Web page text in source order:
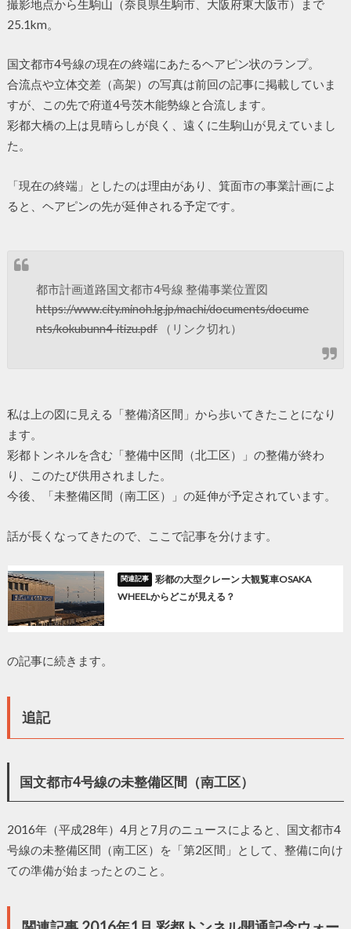
撮影地点から生駒山（奈良県生駒市、大阪府東大阪市）まで
25.1km。
国文都市4号線の現在の終端にあたるヘアピン状のランプ。
合流点や立体交差（高架）の写真は前回の記事に掲載していま
すが、この先で府道4号茨木能勢線と合流します。
彩都大橋の上は見晴らしが良く、遠くに生駒山が見えていまし
た。
「現在の終端」としたのは理由があり、箕面市の事業計画によ
ると、ヘアピンの先が延伸される予定です。
都市計画道路国文都市4号線 整備事業位置図
https://www.city.minoh.lg.jp/machi/documents/docume
nts/kokubunn4-itizu.pdf（リンク切れ）
私は上の図に見える「整備済区間」から歩いてきたことになり
ます。
彩都トンネルを含む「整備中区間（北工区）」の整備が終わ
り、このたび供用されました。
今後、「未整備区間（南工区）」の延伸が予定されています。
話が長くなってきたので、ここで記事を分けます。
彩都の大型クレーン 大観覧車OSAKA
WHEELからどこが見える？
の記事に続きます。
追記
国文都市4号線の未整備区間（南工区）
2016年（平成28年）4月と7月のニュースによると、国文都市4
号線の未整備区間（南工区）を「第2区間」として、整備に向け
ての準備が始まったとのこと。